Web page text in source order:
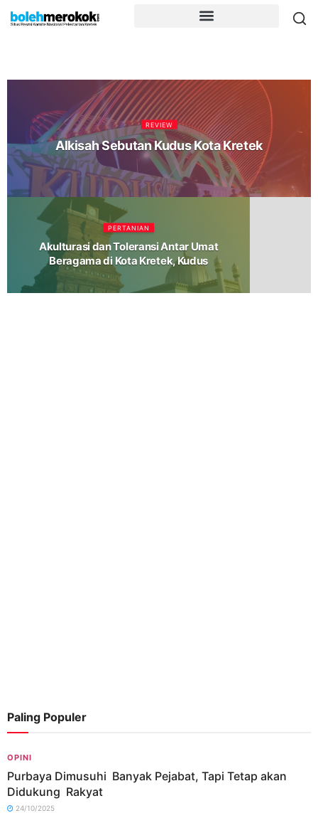
REVIEW
Alkisah Sebutan Kudus Kota Kretek
PERTANIAN
Akulturasi dan Toleransi Antar Umat
Beragama di Kota Kretek, Kudus
Paling Populer
OPINI
Purbaya Dimusuhi Banyak Pejabat, Tapi Tetap akan
Didukung Rakyat
24/10/2025